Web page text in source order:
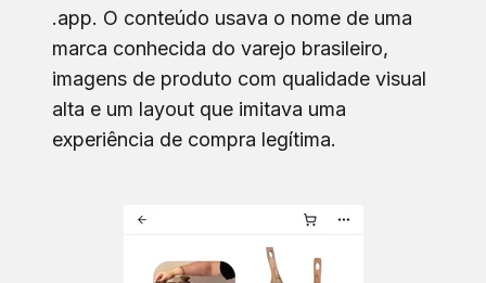
.app. O conteúdo usava o nome de uma
marca conhecida do varejo brasileiro,
imagens de produto com qualidade visual
alta e um layout que imitava uma
experiência de compra legítima.